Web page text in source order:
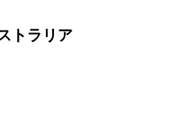
トラリア